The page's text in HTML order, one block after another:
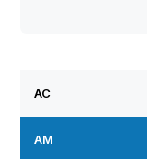
AC
AM